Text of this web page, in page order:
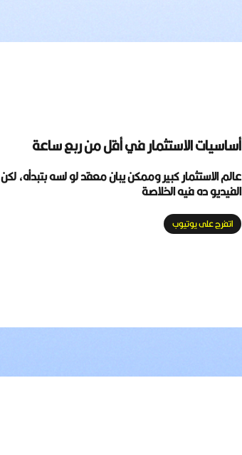
أساسيات الاستثمار في أقل من ربع ساعة
عالم الاستثمار كبير وممكن يبان معقد لو لسه بتبدأه، لكن
الفيديو ده فيه الخلاصة
اتفرج على يوتيوب